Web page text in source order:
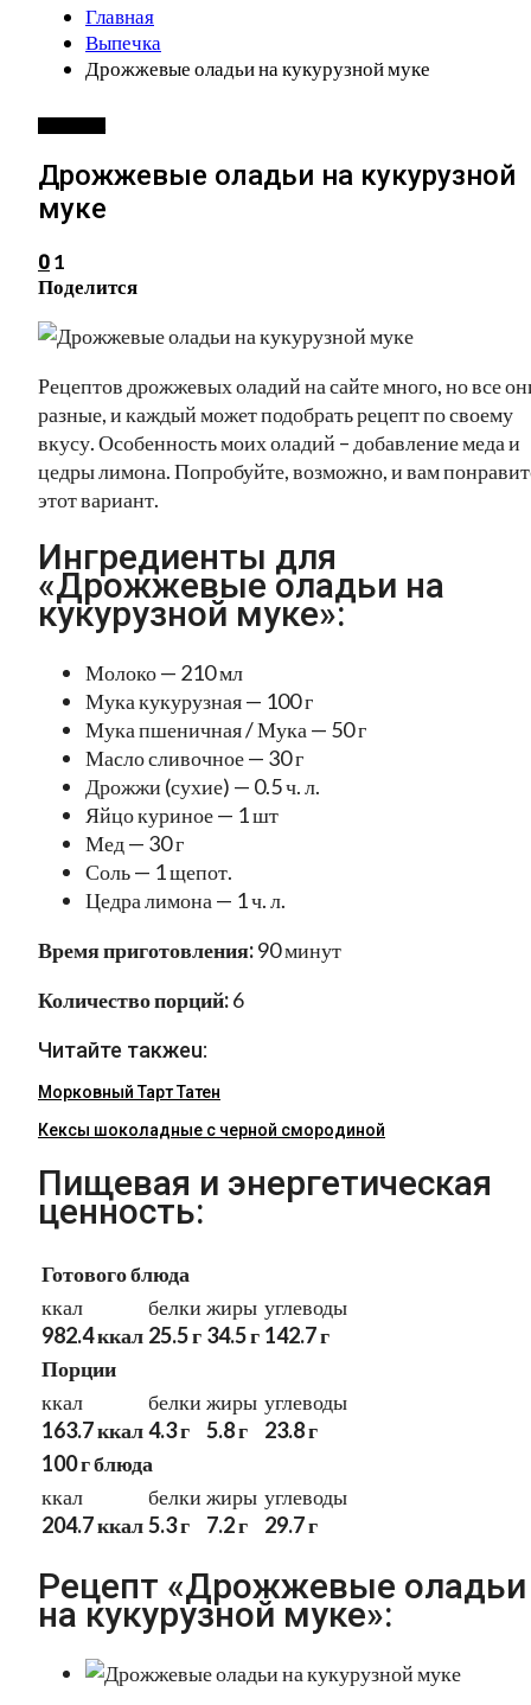
Главная
Выпечка
Дрожжевые оладьи на кукурузной муке
Дрожжевые оладьи на кукурузной
муке
0 1
Поделится
Рецептов дрожжевых оладий на сайте много, но все
разные, и каждый может подобрать рецепт по своему
вкусу. Особенность моих оладий – добавление меда и
цедры лимона. Попробуйте, возможно, и вам
этот вариант.
Ингредиенты для
«Дрожжевые оладьи на
кукурузной муке»:
Молоко — 210 мл
Мука кукурузная — 100 г
Мука пшеничная / Мука — 50 г
Масло сливочное — 30 г
Дрожжи (сухие) — 0.5 ч. л.
Яйцо куриное — 1 шт
Мед — 30 г
Соль — 1 щепот.
Цедра лимона — 1 ч. л.
Время приготовления:90 минут
Количество порций:6
Читайте такжеu:
Морковный Тарт Татен
Кексы шоколадные с черной смородиной
Пищевая и энергетическая
ценность:
Готового блюда
ккал
982.4 ккал
белки
25.5 г
жиры
34.5 г
углеводы
142.7 г
Порции
ккал
163.7 ккал
белки
4.3 г
жиры
5.8 г
углеводы
23.8 г
100 г блюда
ккал
204.7 ккал
белки
5.3 г
жиры
7.2 г
углеводы
29.7 г
Рецепт «Дрожжевые оладьи
на кукурузной муке»: